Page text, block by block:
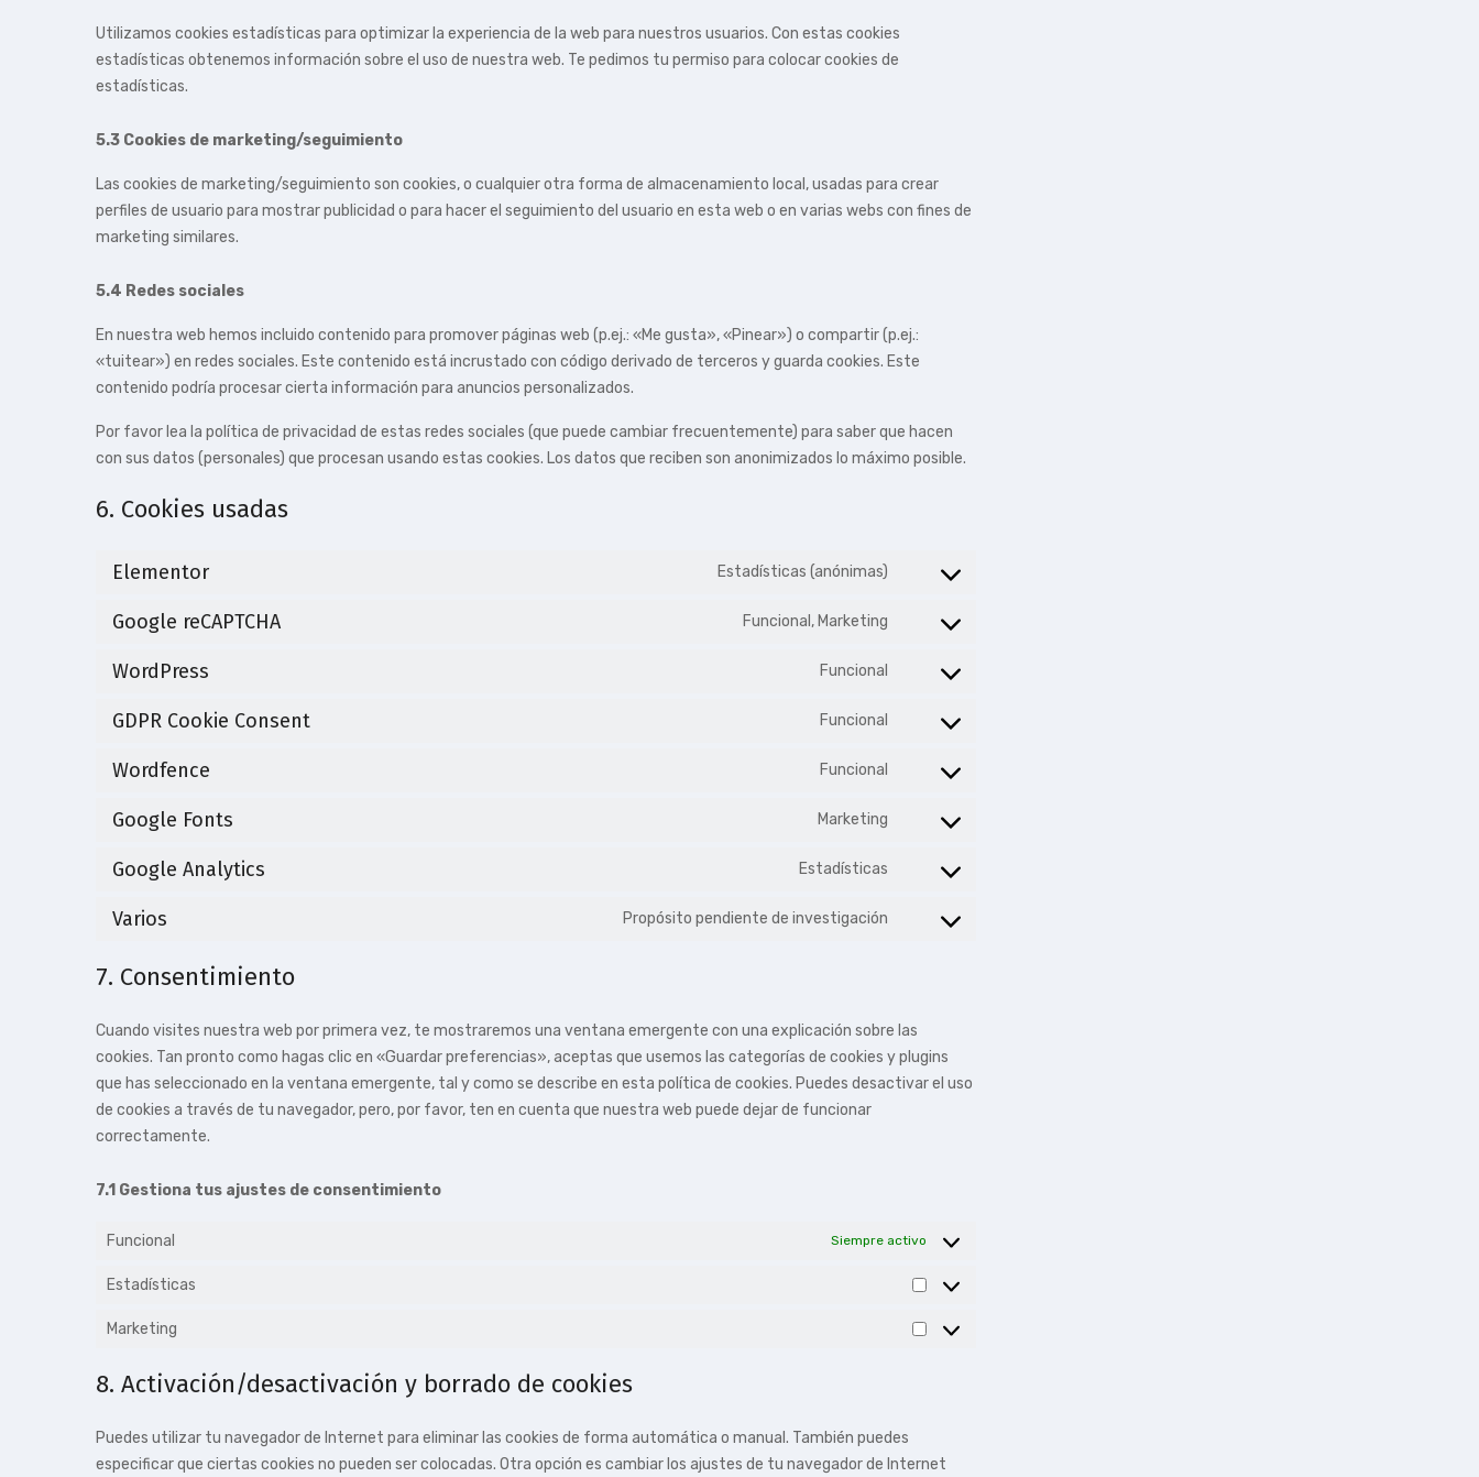
Utilizamos cookies estadísticas para optimizar la experiencia de la web para nuestros usuarios. Con estas cookies
estadísticas obtenemos información sobre el uso de nuestra web. Te pedimos tu permiso para colocar cookies de
estadísticas.
5.3 Cookies de marketing/seguimiento
Las cookies de marketing/seguimiento son cookies, o cualquier otra forma de almacenamiento local, usadas para crear
perfiles de usuario para mostrar publicidad o para hacer el seguimiento del usuario en esta web o en varias webs con fines de
marketing similares.
5.4 Redes sociales
En nuestra web hemos incluido contenido para promover páginas web (p.ej.: «Me gusta», «Pinear») o compartir (p.ej.:
«tuitear») en redes sociales. Este contenido está incrustado con código derivado de terceros y guarda cookies. Este
contenido podría procesar cierta información para anuncios personalizados.
Por favor lea la política de privacidad de estas redes sociales (que puede cambiar frecuentemente) para saber que hacen
con sus datos (personales) que procesan usando estas cookies. Los datos que reciben son anonimizados lo máximo posible.
6. Cookies usadas
Elementor Estadísticas (anónimas)
Google reCAPTCHA Funcional, Marketing
WordPress Funcional
GDPR Cookie Consent Funcional
Wordfence Funcional
Google Fonts Marketing
Google Analytics Estadísticas
Varios Propósito pendiente de investigación
7. Consentimiento
Cuando visites nuestra web por primera vez, te mostraremos una ventana emergente con una explicación sobre las
cookies. Tan pronto como hagas clic en «Guardar preferencias», aceptas que usemos las categorías de cookies y plugins
que has seleccionado en la ventana emergente, tal y como se describe en esta política de cookies. Puedes desactivar el uso
de cookies a través de tu navegador, pero, por favor, ten en cuenta que nuestra web puede dejar de funcionar
correctamente.
7.1 Gestiona tus ajustes de consentimiento
Funcional Siempre activo
Estadísticas
Marketing
8. Activación/desactivación y borrado de cookies
Puedes utilizar tu navegador de Internet para eliminar las cookies de forma automática o manual. También puedes
especificar que ciertas cookies no pueden ser colocadas. Otra opción es cambiar los ajustes de tu navegador de Internet